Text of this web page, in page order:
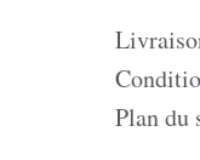
Plan du